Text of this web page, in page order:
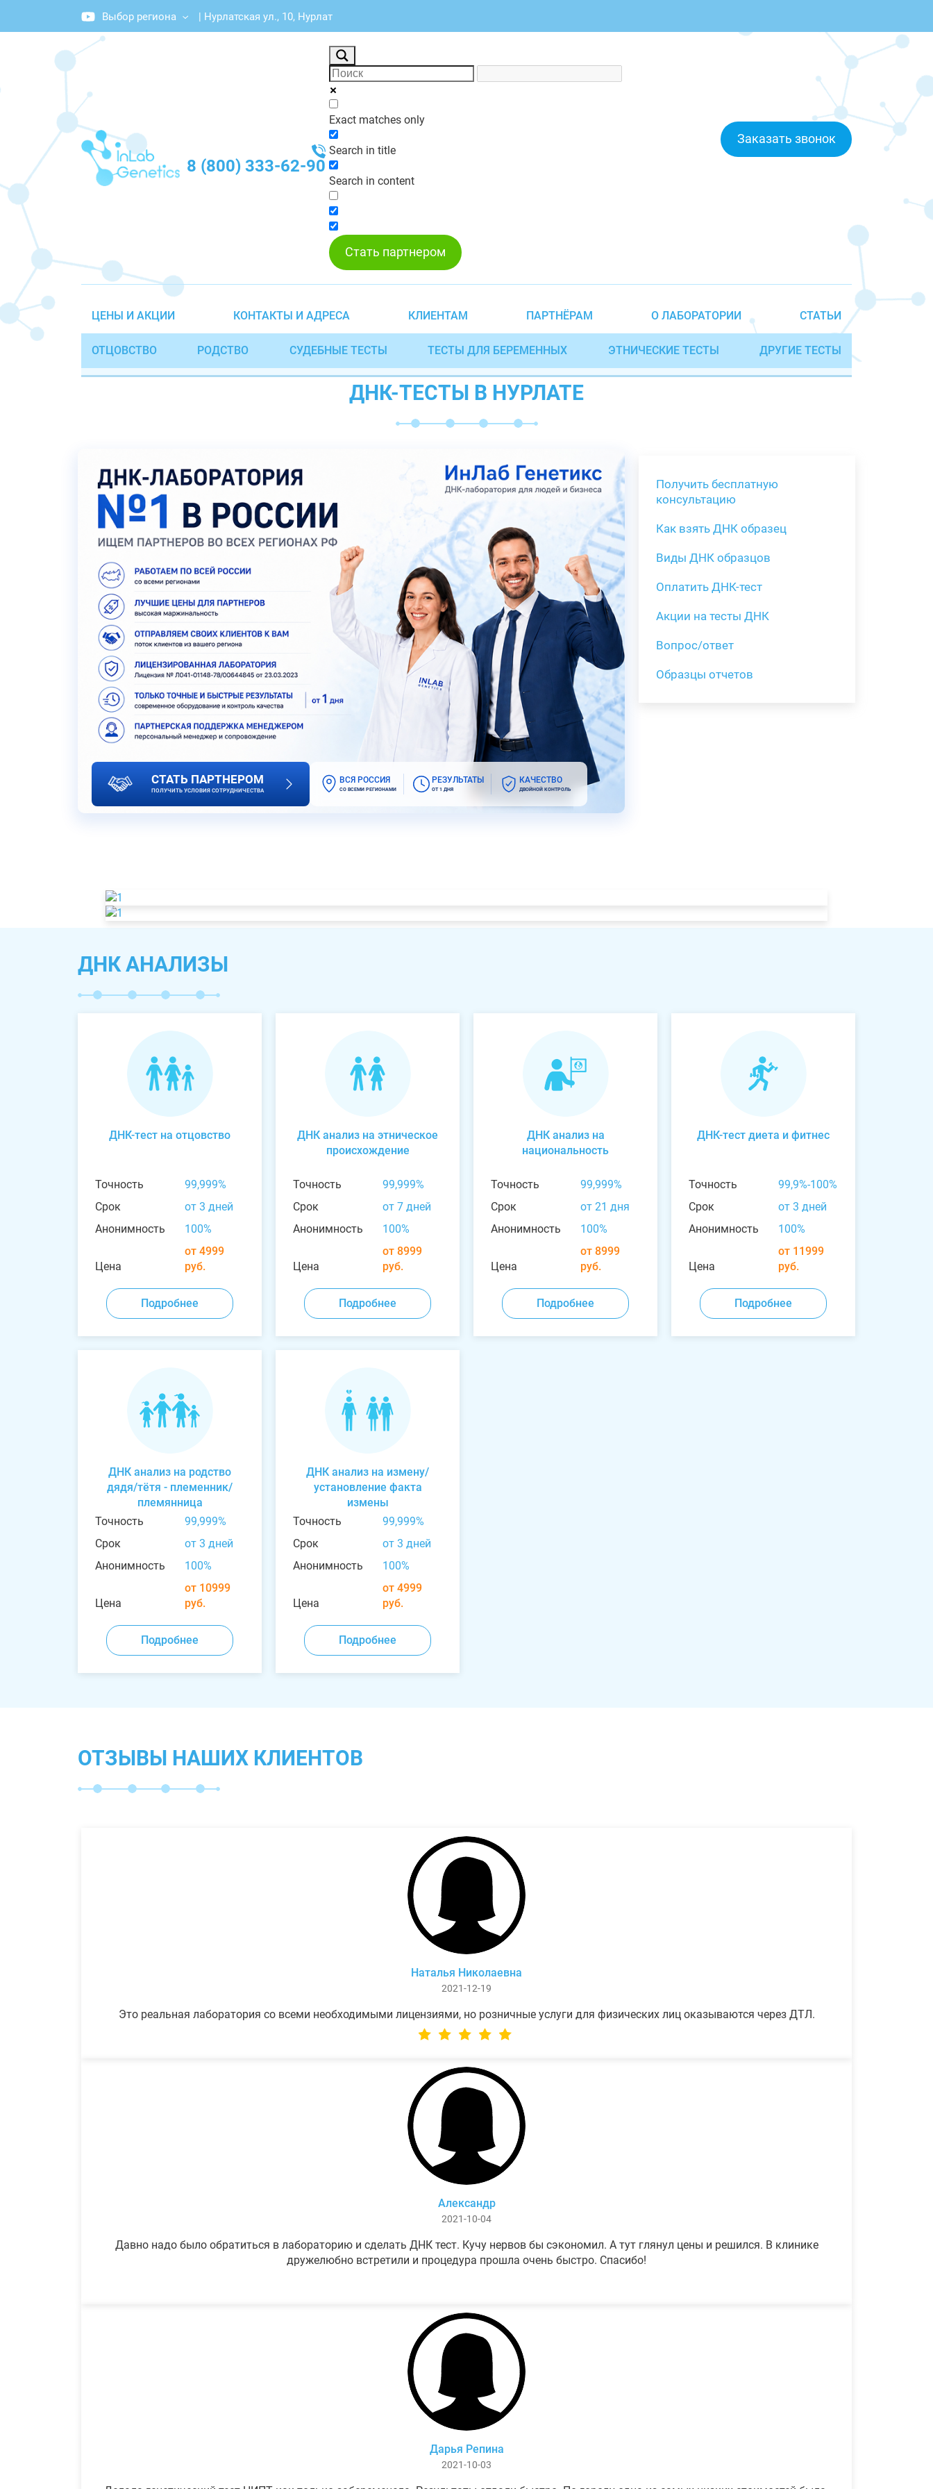
Выбор региона | Нурлатская ул., 10, Нурлат
8 (800) 333-62-90
Exact matches only
Search in title
Search in content
Заказать звонок
Стать партнером
ЦЕНЫ И АКЦИИ КОНТАКТЫ И АДРЕСА КЛИЕНТАМ ПАРТНЁРАМ О ЛАБОРАТОРИИ СТАТЬИ
ОТЦОВСТВО РОДСТВО СУДЕБНЫЕ ТЕСТЫ ТЕСТЫ ДЛЯ БЕРЕМЕННЫХ ЭТНИЧЕСКИЕ ТЕСТЫ ДРУГИЕ ТЕСТЫ
ДНК-ТЕСТЫ В НУРЛАТЕ
СТАТЬ ПАРТНЕРОМ
ПОЛУЧИТЬ УСЛОВИЯ СОТРУДНИЧЕСТВА
ВСЯ РОССИЯ
СО ВСЕМИ РЕГИОНАМИ
РЕЗУЛЬТАТЫ
ОТ 1 ДНЯ
КАЧЕСТВО
ДВОЙНОЙ КОНТРОЛЬ
Получить бесплатную
консультацию
Как взять ДНК образец
Виды ДНК образцов
Оплатить ДНК-тест
Акции на тесты ДНК
Вопрос/ответ
Образцы отчетов
ДНК АНАЛИЗЫ
ДНК-тест на отцовство
Точность
99,999%
Срок
от 3 дней
Анонимность
100%
Цена
от 4999
руб.
Подробнее
ДНК анализ на этническое
происхождение
Точность
99,999%
Срок
от 7 дней
Анонимность
100%
Цена
от 8999
руб.
Подробнее
ДНК анализ на
национальность
Точность
99,999%
Срок
от 21 дня
Анонимность
100%
Цена
от 8999
руб.
Подробнее
ДНК-тест диета и фитнес
Точность
99,9%-100%
Срок
от 3 дней
Анонимность
100%
Цена
от 11999
руб.
Подробнее
ДНК анализ на родство
дядя/тётя - племенник/
племянница
Точность
99,999%
Срок
от 3 дней
Анонимность
100%
Цена
от 10999
руб.
Подробнее
ДНК анализ на измену/
установление факта
измены
Точность
99,999%
Срок
от 3 дней
Анонимность
100%
Цена
от 4999
руб.
Подробнее
ОТЗЫВЫ НАШИХ КЛИЕНТОВ
Наталья Николаевна
2021-12-19
Это реальная лаборатория со всеми необходимыми лицензиями, но розничные услуги для физических лиц оказываются через ДТЛ.
Александр
2021-10-04
Давно надо было обратиться в лабораторию и сделать ДНК тест. Кучу нервов бы сэкономил. А тут глянул цены и решился. В клинике
дружелюбно встретили и процедура прошла очень быстро. Спасибо!
Дарья Репина
2021-10-03